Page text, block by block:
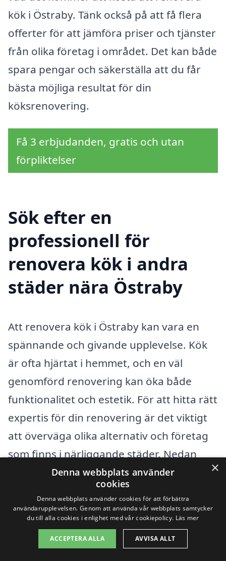
kök i Östraby. Tänk också på att få flera
offerter för att jämföra priser och tjänster
från olika företag i området. Det kan både
spara pengar och säkerställa att du får
bästa möjliga resultat för din
köksrenovering.
Få 3 erbjudanden, gratis och utan
förpliktelser
Sök efter en
professionell för
renovera kök i andra
städer nära Östraby
Att renovera kök i Östraby kan vara en
spännande och givande upplevelse. Kök
är ofta hjärtat i hemmet, och en väl
genomförd renovering kan öka både
funktionalitet och estetik. För att hitta rätt
expertis för din renovering är det viktigt
att överväga olika alternativ och företag
som finns i närliggande städer. Nedan
följer några tips på hur du kan gå tillväga:
Definiera dina behov: Innan du börjar
leta efter företag, tänk på vilken typ av
renovering du vill göra. Behöver du en
×
Denna webbplats använder
cookies
Denna webbplats använder cookies för att förbättra
användarupplevelsen. Genom att använda vår webbplats samtycker
du till alla cookies i enlighet med vår cookiepolicy. Läs mer
ACCEPTERA ALLA AVVISA ALLT